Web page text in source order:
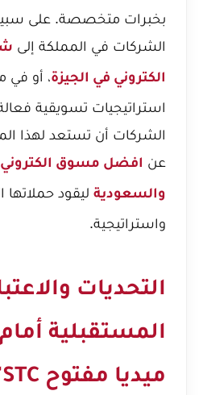
بخبرات متخصصة. على سبيل
الشركات في المملكة إلى
الكتروني في الجيزة، أو في
استراتيجيات تسويقية
الشركات أن تستعد لهذا
عن افضل مسوق
والسعودية ليقود حملاتها
واستراتيجية.
التحديات
المستقبلية
ميديا مفتوح STC"